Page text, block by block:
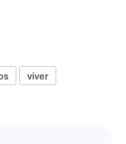
viver